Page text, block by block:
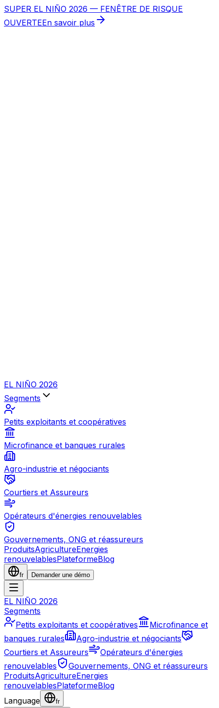
SUPER EL NIÑO 2026 — FENÊTRE DE RISQUE
OUVERTEEn savoir plus
EL NIÑO 2026
Segments
Petits exploitants et coopératives
Microfinance et banques rurales
Agro-industrie et négociants
Courtiers et Assureurs
Opérateurs d'énergies renouvelables
Gouvernements, ONG et réassureurs
ProduitsAgricultureEnergies
renouvelablesPlateformeBlog
fr Demander une démo
EL NIÑO 2026
Segments
Petits exploitants et coopératives
Microfinance et
banques rurales
Agro-industrie et négociants
Courtiers et Assureurs
Opérateurs d'énergies
renouvelables
Gouvernements, ONG et réassureurs
ProduitsAgricultureEnergies
renouvelablesPlateformeBlog
Language
fr